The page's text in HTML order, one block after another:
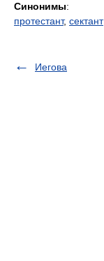
Синонимы:
протестант, сектант
Иегова